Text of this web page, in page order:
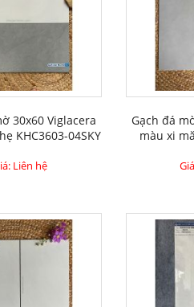
30x60 Viglacera
KHC3603-04SKY
Liên hệ
Gạch đá
màu xi